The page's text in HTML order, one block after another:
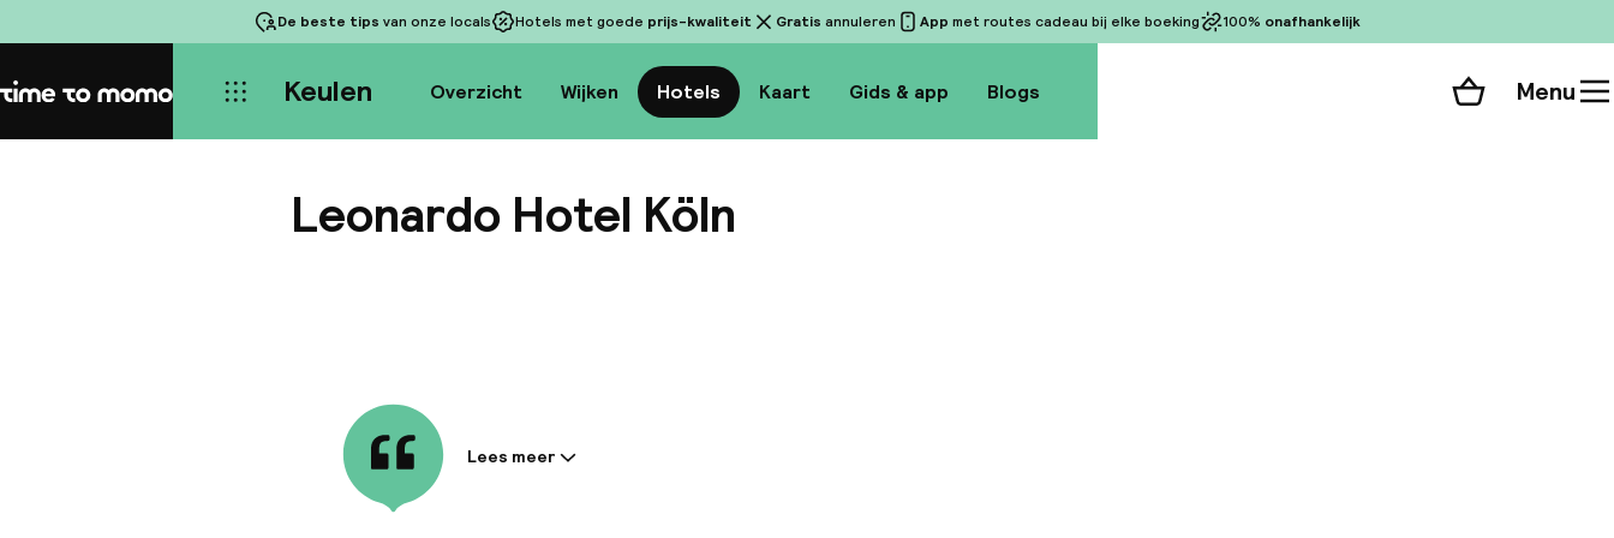
De beste tips van onze locals Hotels met goede prijs-kwaliteit Gratis annuleren App met routes cadeau bij elke boeking 100% onafhankelijk
Home Keulen Overzicht Wijken Hotels Kaart Gids & app Blogs Winkelmand
Menu
Leonardo Hotel Köln
Informatie gedeeld door de accommodatie:
Lees meer